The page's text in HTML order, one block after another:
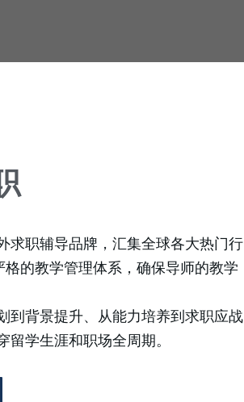
求职辅导品牌，汇集全球各大热门行
的教学管理体系，确保导师的教学
到背景提升、从能力培养到求职应战
学生涯和职场全周期。